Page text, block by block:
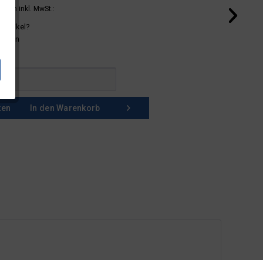
inkl. MwSt.:
Artikel?
In den Warenkorb